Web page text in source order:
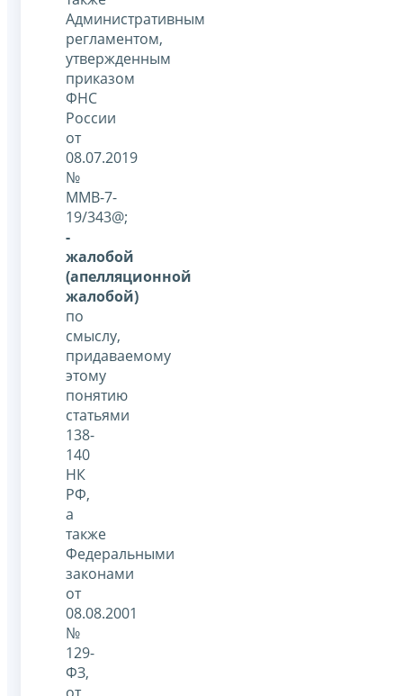
Административным
регламентом,
утвержденным
приказом
ФНС
России
от
08.07.2019
№
ММВ-7-
19/343@;
-
жалобой
(апелляционной
жалобой)
по
смыслу,
придаваемому
этому
понятию
статьями
138-
140
НК
РФ,
а
также
Федеральными
законами
от
08.08.2001
№
129-
ФЗ,